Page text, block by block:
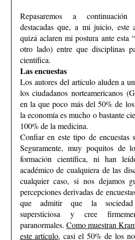
Repasaremos a continuación
destacadas que, a mi juicio, este
quizá aclaren mi postura ante esta
otro lado) entre que disciplinas
científica.
Las encuestas
Los autores del artículo aluden a
los ciudadanos norteamericanos
en la que poco más del 50% de
la economía es mucho o bastante
100% de la medicina.
Confiar en este tipo de encuestas
Seguramente, muy poquitos de
formación científica, ni han
académico de cualquiera de las
cualquier caso, si nos dejamos
percepciones derivadas de
que admitir que la sociedad
supersticiosa y cree
paranormales. Como muestran
este artículo, casi el 50% de los